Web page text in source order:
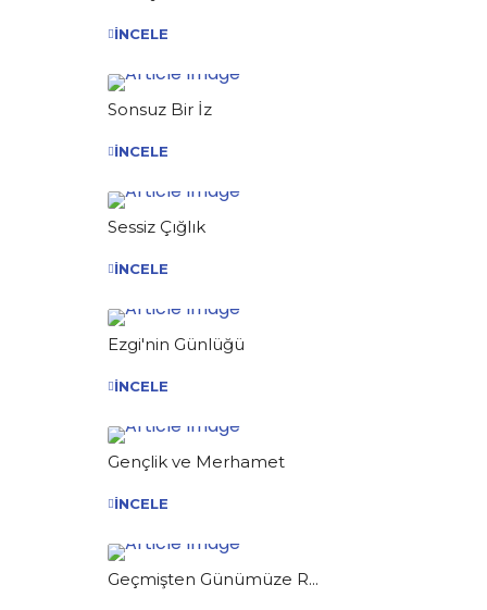
İNCELE
Sonsuz Bir İz
İNCELE
Sessiz Çığlık
İNCELE
Ezgi'nin Günlüğü
İNCELE
Gençlik ve Merhamet
İNCELE
Geçmişten Günümüze R...